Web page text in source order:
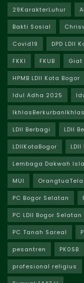
29KarakterLuhur
Bakti Sosial
Covid19 DPD LDII
FKKI FKUB Giat
HPMB LDII Kota Bogor
Idul Adha 2025
LDII Berbagi LDII
LDIIKotaBogor
Lembaga Dakwah
MUI
PC Bogor Selatan
PC LDII Bogor Selatan
PC Tanah Sareal
pesantren PK0SB
profesional religius